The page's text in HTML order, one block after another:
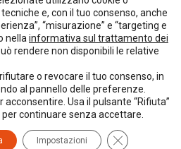
2017–2026
Policy
e, con il tuo consenso, anche
“misurazione” e “targeting e
nella informativa sul trattamento dei
rendere non disponibili le relative
o revocare il tuo consenso, in
al pannello delle preferenze.
acconsentire. Usa il pulsante “Rifiuta”
continuare senza accettare.
Impostazioni Close GDPR